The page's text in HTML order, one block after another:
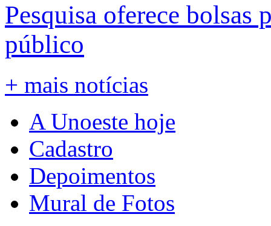
Pesquisa oferece bolsas
público
+ mais notícias
A Unoeste hoje
Cadastro
Depoimentos
Mural de Fotos